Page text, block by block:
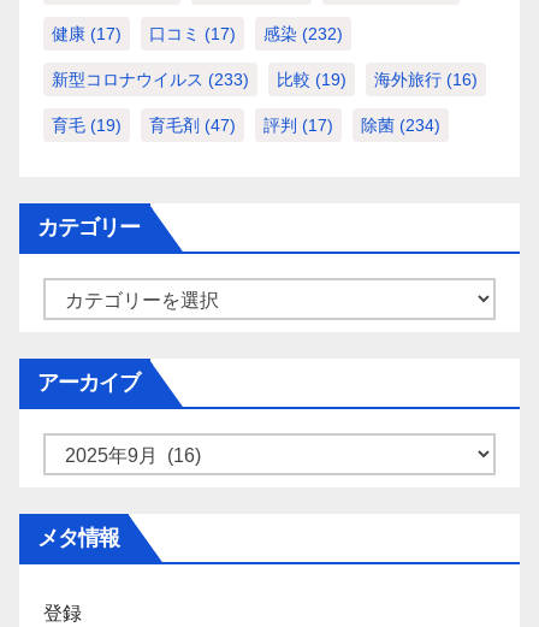
健康 (17) 口コミ (17) 感染 (232)
新型コロナウイルス (233) 比較 (19) 海外旅行 (16)
育毛 (19) 育毛剤 (47) 評判 (17) 除菌 (234)
カテゴリー
ー
アーカイブ
メタ情報
登録